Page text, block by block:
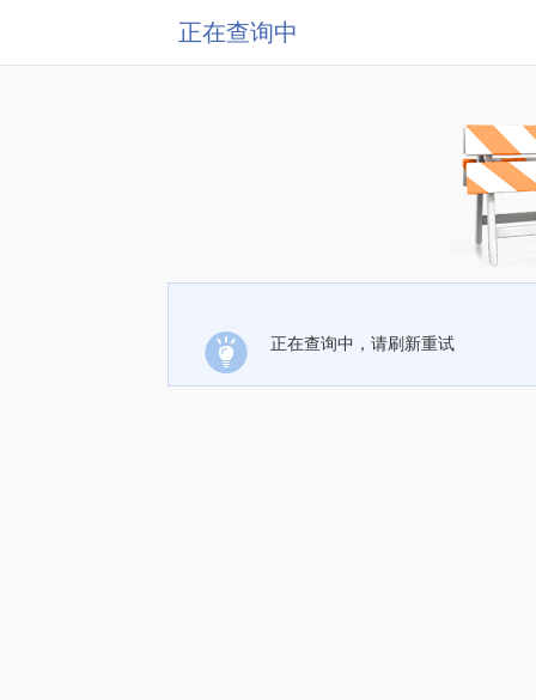
正在查询中
正在查询中，请刷新重试